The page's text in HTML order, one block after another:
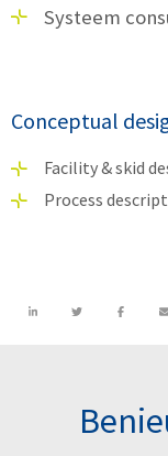
Systeem
Conceptual
Facility & skid
Process